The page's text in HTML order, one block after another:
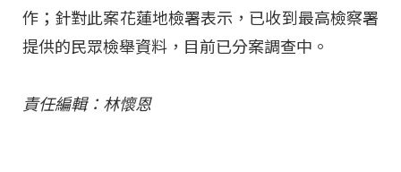
作；針對此案花蓮地檢署表示，已收到最高檢察署
提供的民眾檢舉資料，目前已分案調查中。
責任編輯：林懷恩